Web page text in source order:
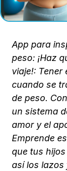
App para
peso: ¡Haz
viaje!: Tener
cuando se
de peso.
un sistema
amor y el
Emprende
que tus
así los lazos